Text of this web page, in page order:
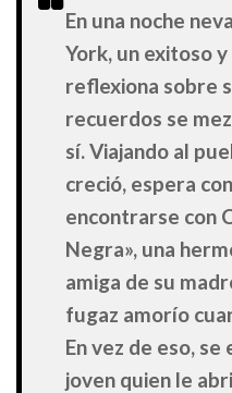
En una noche
York, un exitoso
reflexiona sobre
recuerdos se
sí. Viajando al
creció, espera
encontrarse con
Negra», una
amiga de su
fugaz amorío
En vez de eso,
joven quien le